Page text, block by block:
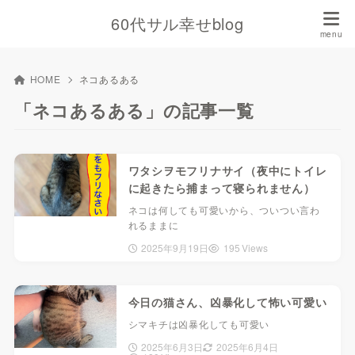
60代サル幸せblog
HOME ネコあるある
「ネコあるある」の記事一覧
ワタシヲモフリナサイ（夜中にトイレ
に起きたら捕まって寝られません）
ネコは何しても可愛いから、ついつい言わ
れるままに
2025年9月19日
195 Views
今日の猫さん、凶暴化して怖い可愛い
シマキチは凶暴化しても可愛い
2025年6月3日
2025年6月4日